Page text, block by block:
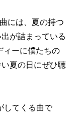
には、夏の持つ
が詰まっている
ィーに僕たちの
夏の日にぜひ聴
してくる曲で